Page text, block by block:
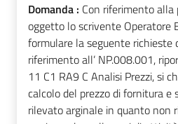
Domanda : Con riferimento alla
oggetto lo scrivente Operatore
formulare la seguente richieste
riferimento all’ NP.008.001,
11 C1 RA9 C Analisi Prezzi, si
calcolo del prezzo di fornitura e
rilevato arginale in quanto non